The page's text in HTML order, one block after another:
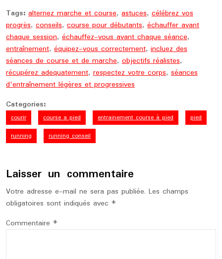
Tags: alternez marche et course, astuces, célébrez vos
progrès, conseils, course pour débutants, échauffer avant
chaque session, échauffez-vous avant chaque séance,
entraînement, équipez-vous correctement, incluez des
séances de course et de marche, objectifs réalistes,
récupérez adequatement, respectez votre corps, séances
d'entraînement légères et progressives
Categories:
courir course a pied entrainement course à pied
pied
running
running conseil
Laisser un commentaire
Votre adresse e-mail ne sera pas publiée. Les champs
obligatoires sont indiqués avec *
Commentaire *